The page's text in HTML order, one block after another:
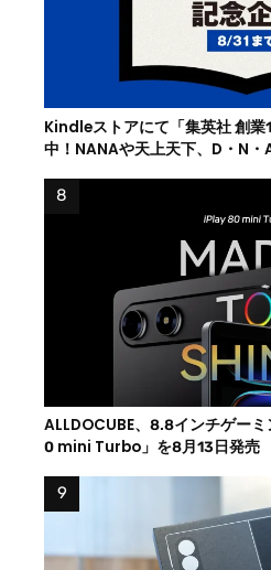
Kindleストアにて「集英社 創
中！NANAや天上天下、D・N・
ALLDOCUBE、8.8インチゲー
0 mini Turbo」を8月13日発売